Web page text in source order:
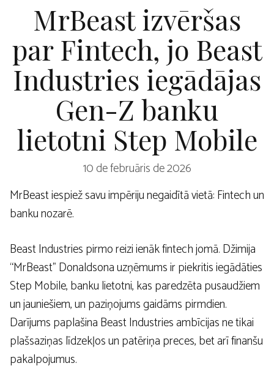
MrBeast izvēršas
par Fintech, jo Beast
Industries iegādājas
Gen-Z banku
lietotni Step Mobile
10 de februāris de 2026
MrBeast iespiež savu impēriju negaidītā vietā: Fintech un
banku nozarē.
Beast Industries pirmo reizi ienāk fintech jomā. Džimija
“MrBeast” Donaldsona uzņēmums ir piekritis iegādāties
Step Mobile, banku lietotni, kas paredzēta pusaudžiem
un jauniešiem, un paziņojums gaidāms pirmdien.
Darījums paplašina Beast Industries ambīcijas ne tikai
plašsaziņas līdzekļos un patēriņa preces, bet arī finanšu
pakalpojumus.